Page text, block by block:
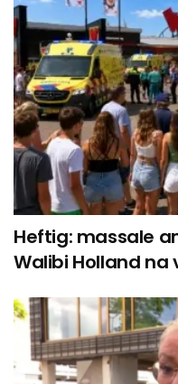
Heftig: massale
Walibi Holland na